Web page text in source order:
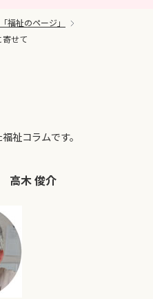
福祉のページ」
寄せて
祉コラムです。
高木 俊介